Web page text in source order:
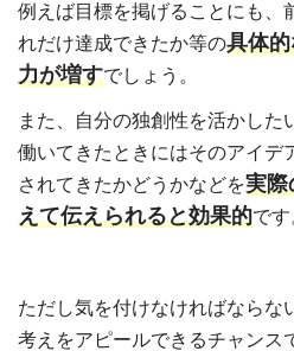
例えば目標を掲げることにも、
れだけ達成できたか等の具体
力が増すでしょう。
また、自分の独創性を活かした
働いてきたときにはそのアイデ
されてきたかどうかなどを実際
えて伝えられると効果的です
ただし気を付けなければならな
考えをアピールできるチャンス